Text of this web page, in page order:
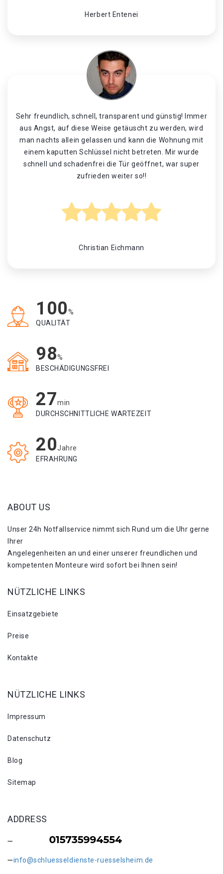
Herbert Entenei
Sehr freundlich, schnell, transparent und günstig! Immer
aus Angst, auf diese Weise getäuscht zu werden, wird
man nachts allein gelassen und kann die Wohnung mit
einem kaputten Schlüssel nicht betreten. Mir wurde
schnell und schadenfrei die Tür geöffnet, war super
zufrieden weiter so!!
Christian Eichmann
100%
QUALITÄT
98%
BESCHÄDIGUNGSFREI
27min
DURCHSCHNITTLICHE WARTEZEIT
20Jahre
EFRAHRUNG
ABOUT US
Unser 24h Notfallservice nimmt sich Rund um die Uhr gerne
Ihrer
Angelegenheiten an und einer unserer freundlichen und
kompetenten Monteure wird sofort bei Ihnen sein!
NÜTZLICHE LINKS
Einsatzgebiete
Preise
Kontakte
NÜTZLICHE LINKS
Impressum
Datenschutz
Blog
Sitemap
ADDRESS
info@schluesseldienste-ruesselsheim.de